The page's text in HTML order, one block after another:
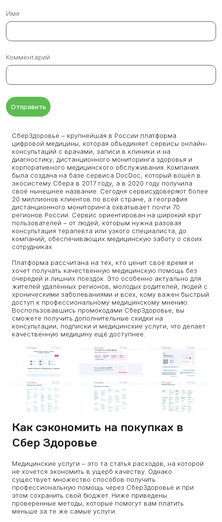
Имя
Комментарий
Отправить
СберЗдоровье – крупнейшая в России платформа
цифровой медицины, которая объединяет сервисы онлайн-
консультаций с врачами, записи в клиники и на
диагностику, дистанционного мониторинга здоровья и
корпоративного медицинского обслуживания. Компания
была создана на базе сервиса DocDoc, который вошёл в
экосистему Сбера в 2017 году, а в 2020 году получила
своё нынешнее название. Сегодня сервисудоверяют более
20 миллионов клиентов по всей стране, а география
дистанционного мониторинга охватывает почти 70
регионов России. Сервис ориентирован на широкий круг
пользователей – от людей, которым нужна разовая
консультация терапевта или узкого специалиста, до
компаний, обеспечивающих медицинскую заботу о своих
сотрудниках.
Платформа рассчитана на тех, кто ценит своё время и
хочет получать качественную медицинскую помощь без
очередей и лишних поездок. Это особенно актуально для
жителей удалённых регионов, молодых родителей, людей с
хроническими заболеваниями и всех, кому важен быстрый
доступ к профессиональному медицинскому мнению.
Воспользовавшись промокодами СберЗдоровье, вы
сможете получить дополнительные скидки на
консультации, подписки и медицинские услуги, что делает
качественную медицину ещё доступнее.
Как сэкономить на покупках в
Сбер Здоровье
Медицинские услуги – это та статья расходов, на которой
не хочется экономить в ущерб качеству. Однако
существует множество способов получить
профессиональную помощь через СберЗдоровье и при
этом сохранить свой бюджет. Ниже приведены
проверенные методы, которые помогут вам платить
меньше за те же самые услуги.